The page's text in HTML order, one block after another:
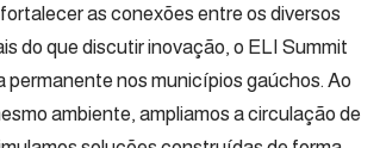
as conexões entre os diversos
do que discutir inovação, o ELI Summit
nos municípios gaúchos. Ao
ambiente, ampliamos a circulação de